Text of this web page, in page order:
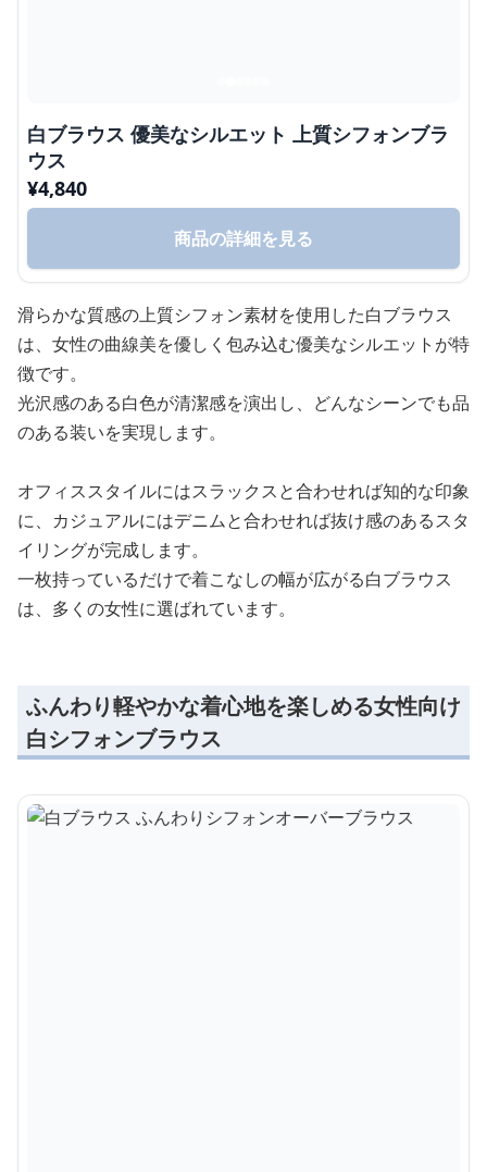
白ブラウス 優美なシルエット 上質シフォンブラ
ウス
¥4,840
商品の詳細を見る
滑らかな質感の上質シフォン素材を使用した白ブラウス
は、女性の曲線美を優しく包み込む優美なシルエットが特
徴です。
光沢感のある白色が清潔感を演出し、どんなシーンでも品
のある装いを実現します。
オフィススタイルにはスラックスと合わせれば知的な印象
に、カジュアルにはデニムと合わせれば抜け感のあるスタ
イリングが完成します。
一枚持っているだけで着こなしの幅が広がる白ブラウス
は、多くの女性に選ばれています。
ふんわり軽やかな着心地を楽しめる女性向け
白シフォンブラウス